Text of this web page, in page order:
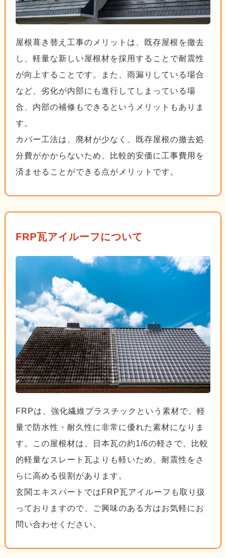
屋根葺き替え工事のメリットは、既存屋根を撤去
し、軽量な新しい屋根材を採用することで耐震性
が向上することです。また、雨漏りしている場合
など、劣化が内部にも進行してしまっている場
合、内部の補修もできるというメリットもありま
す。
カバー工法は、廃材が少なく、既存屋根の撤去処
分費がかからないため、比較的安価に工事費用を
済ませることができる点がメリットです。
FRP瓦アイルーフについて
FRPは、強化繊維プラスチックという素材で、軽
量で防水性・耐久性に非常に優れた素材になりま
す。この屋根材は、日本瓦の約1/6の軽さで、比較
的軽量なスレート瓦よりも軽いため、耐震性をさ
らに高める役割があります。
玄関エキスパートではFRP瓦アイルーフも取り扱
っておりますので、ご興味のある方はお気軽にお
問い合わせください。